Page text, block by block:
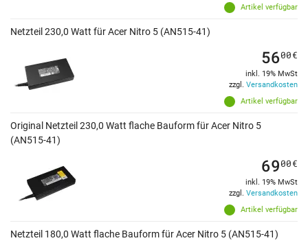
Artikel verfügbar
Netzteil 230,0 Watt für Acer Nitro 5 (AN515-41)
Artikel verfügbar
5600€
inkl. 19% MwSt
zzgl. Versandkosten
Original Netzteil 230,0 Watt flache Bauform für Acer Nitro 5
(AN515-41)
Artikel verfügbar
6900€
inkl. 19% MwSt
zzgl. Versandkosten
Netzteil 180,0 Watt flache Bauform für Acer Nitro 5 (AN515-41)